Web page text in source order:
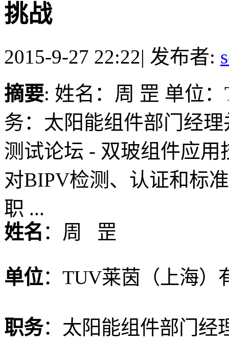
挑战
2015-9-27 22:22| 发布者:
摘要: 姓名：周 罡 单位
务：太阳能组件部门经
测试论坛 - 双玻组件应
对BIPV检测、认证和标
职 ...
姓名 ：周 罡
单位： TUV莱茵（上海）
职务： 太阳能组件部门经